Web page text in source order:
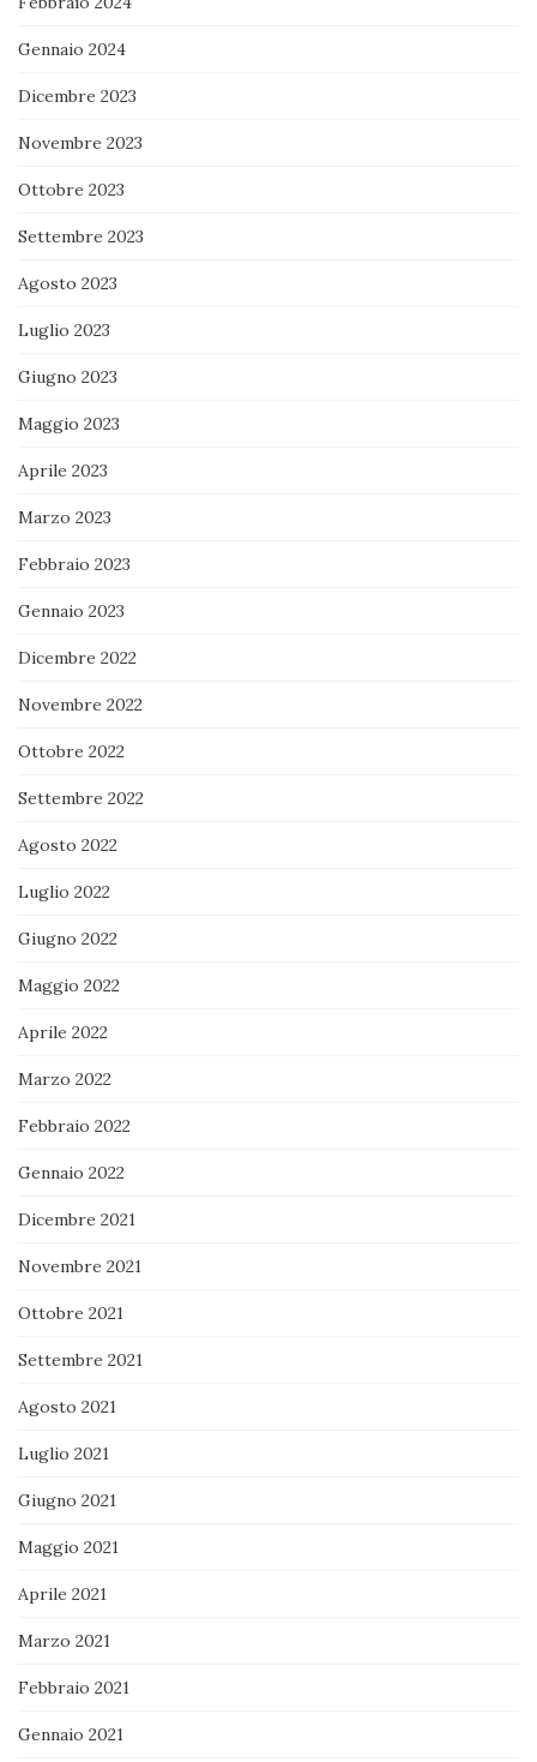
Gennaio 2024
Dicembre 2023
Novembre 2023
Ottobre 2023
Settembre 2023
Agosto 2023
Luglio 2023
Giugno 2023
Maggio 2023
Aprile 2023
Marzo 2023
Febbraio 2023
Gennaio 2023
Dicembre 2022
Novembre 2022
Ottobre 2022
Settembre 2022
Agosto 2022
Luglio 2022
Giugno 2022
Maggio 2022
Aprile 2022
Marzo 2022
Febbraio 2022
Gennaio 2022
Dicembre 2021
Novembre 2021
Ottobre 2021
Settembre 2021
Agosto 2021
Luglio 2021
Giugno 2021
Maggio 2021
Aprile 2021
Marzo 2021
Febbraio 2021
Gennaio 2021